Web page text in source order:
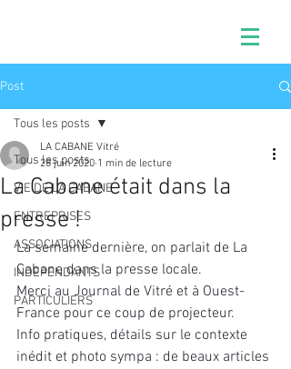
Post
Tous les posts
VIE DE LA CABANE
ENTREPRISES
ASSOCIATIONS
INDEPENDANTS
PARTICULIERS
Tous les posts
La Cabane était dans la
presse !
LA CABANE Vitré
28 juin 2020 1 min de lecture
La semaine dernière, on parlait de La
Cabane dans la presse locale.
Merci au Journal de Vitré et à Ouest-
France pour ce coup de projecteur.
Info pratiques, détails sur le contexte
inédit et photo sympa : de beaux articles